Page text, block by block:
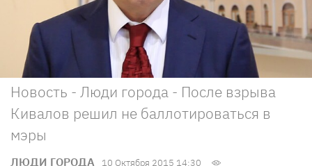
Новость - Люди города - После взрыва
Кивалов решил не баллотироваться в
мэры
ЛЮДИ ГОРОДА 10 Октября 2015 14:30